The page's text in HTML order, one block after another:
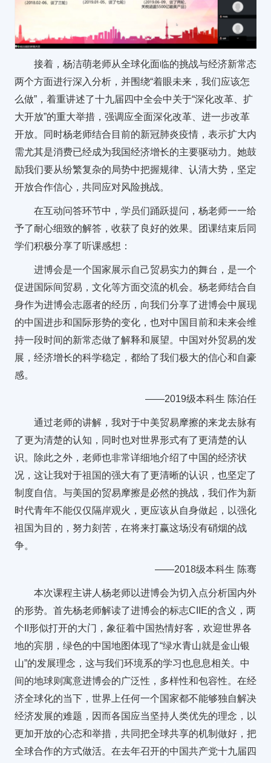
接着，杨洁萌老师从全球化面临的挑战与经济新常态
两个方面进行深入分析，并围绕“着眼未来，我们应该怎
么做”，着重讲述了十九届四中全会中关于“深化改革、扩
大开放”的重大举措，强调应全面深化改革、进一步改革
开放。同时杨老师结合目前的新冠肺炎疫情，表示扩大内
需尤其是消费已经成为我国经济增长的主要驱动力。她鼓
励我们要从纷繁复杂的局势中把握规律、认清大势，坚定
开放合作信心，共同应对风险挑战。
在互动问答环节中，学员们踊跃提问，杨老师一一给
予了耐心细致的解答，收获了良好的效果。团课结束后同
学们积极分享了听课感想：
进博会是一个国家展示自己贸易实力的舞台，是一个
促进国际间贸易，文化等方面交流的机会。杨老师结合自
身作为进博会志愿者的经历，向我们分享了进博会中展现
的中国进步和国际形势的变化，也对中国目前和未来会维
持一段时间的新常态做了解释和展望。中国对外贸易的发
展，经济增长的科学稳定，都给了我们极大的信心和自豪
感。
——2019级本科生 陈泊任
通过老师的讲解，我对于中美贸易摩擦的来龙去脉有
了更为清楚的认知，同时也对世界形式有了更清楚的认
识。除此之外，老师也非常详细地介绍了中国的经济状
况，这让我对于祖国的强大有了更清晰的认识，也坚定了
制度自信。与美国的贸易摩擦是必然的挑战，我们作为新
时代青年不能仅仅隔岸观火，更应该从自身做起，以强化
祖国为目的，努力刻苦，在将来打赢这场没有硝烟的战
争。
——2018级本科生 陈骞
本次课程主讲人杨老师以进博会为切入点分析国内外
的形势。首先杨老师解读了进博会的标志CIIE的含义，两
个II形似打开的大门，象征着中国热情好客，欢迎世界各
地的宾朋，绿色的中国地图体现了“绿水青山就是金山银
山”的发展理念，这与我们环境系的学习也息息相关。中
间的地球则寓意进博会的广泛性，多样性和包容性。在经
济全球化的当下，世界上任何一个国家都不能够独自解决
经济发展的难题，因而各国应当坚持人类优先的理念，以
更加开放的心态和举措，共同把全球共享的机制做好，把
全球合作的方式做活。在去年召开的中国共产党十九届四